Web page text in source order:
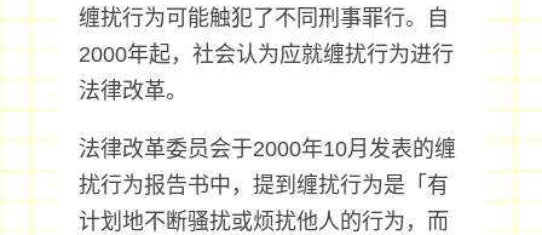
缠扰行为可能触犯了不同刑事罪行。自
2000年起，社会认为应就缠扰行为进行
法律改革。
法律改革委员会于2000年10月发表的缠
扰行为报告书中，提到缠扰行为是「有
计划地不断骚扰或烦扰他人的行为，而